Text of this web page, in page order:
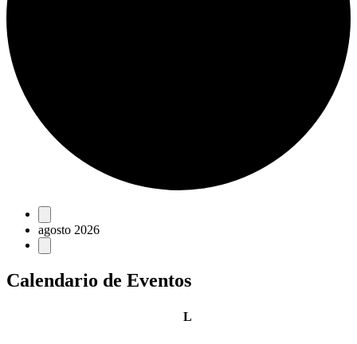
Eventos
agosto 2026
Calendario de Eventos
Llunes